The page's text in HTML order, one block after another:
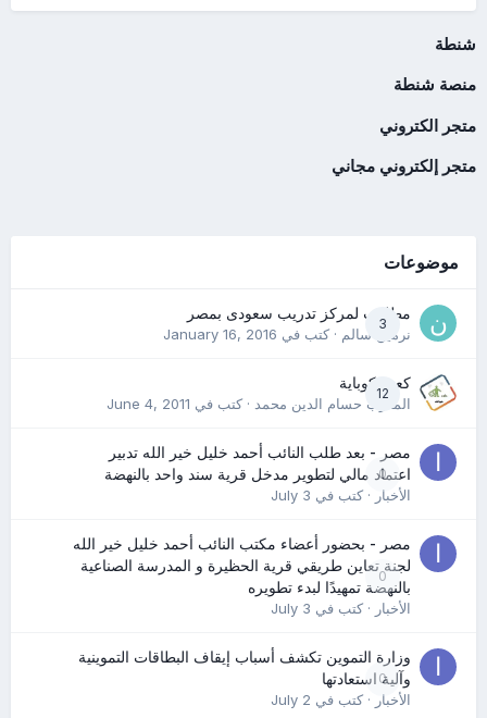
شنطة
منصة شنطة
متجر الكتروني
متجر إلكتروني مجاني
موضوعات
3
مطلوب لمركز تدريب سعودى بمصر
نرمين سالم· كتب في January 16, 2016
12
كعب كوباية
المدرب حسام الدين محمد· كتب في June 4, 2011
0
مصر - بعد طلب النائب أحمد خليل خير الله تدبير
اعتماد مالي لتطوير مدخل قرية سند واحد بالنهضة
الأخبار· كتب في July 3
0
مصر - بحضور أعضاء مكتب النائب أحمد خليل خير الله
لجنة تعاين طريقي قرية الحظيرة و المدرسة الصناعية
بالنهضة تمهيدًا لبدء تطويره
الأخبار· كتب في July 3
0
وزارة التموين تكشف أسباب إيقاف البطاقات التموينية
وآلية استعادتها
الأخبار· كتب في July 2